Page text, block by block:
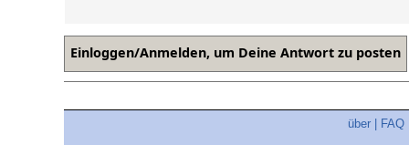
über FAQ